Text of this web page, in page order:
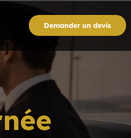
Demander un devis